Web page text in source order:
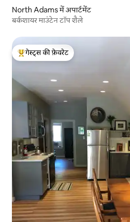
North Adams में अपार्टमेंट
बर्कशायर माउंटेन टॉप शैले
गेस्ट्स का टॉप फ़ेवरेट
गेस्ट्स की फ़ेवरेट